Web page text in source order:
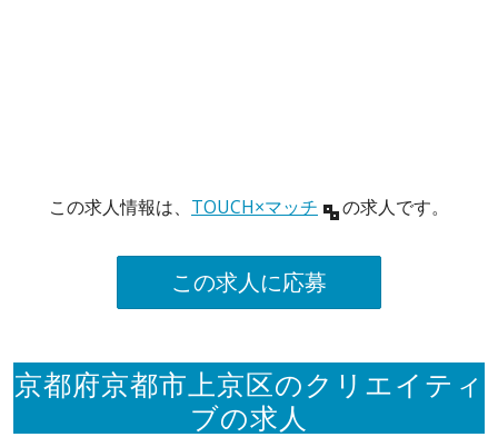
この求人情報は、 TOUCH×マッチ の求人です。
この求人に応募
京都府京都市上京区のクリエイティ
ブの求人